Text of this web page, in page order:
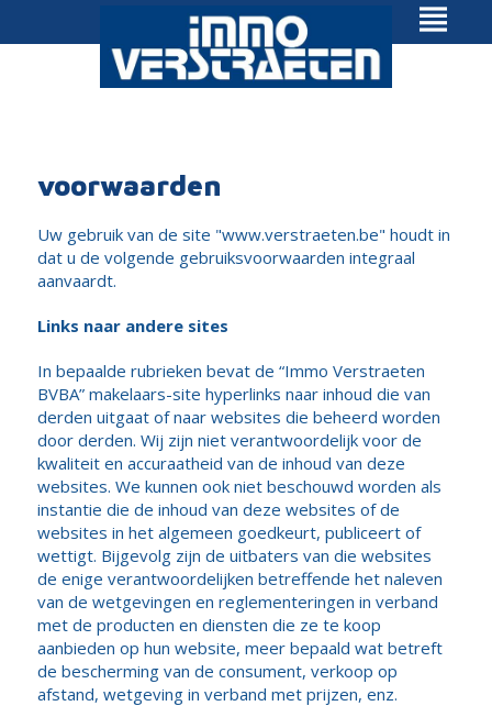
voorwaarden
Uw gebruik van de site "www.verstraeten.be" houdt in
dat u de volgende gebruiksvoorwaarden integraal
aanvaardt.
Links naar andere sites
In bepaalde rubrieken bevat de “Immo Verstraeten
BVBA” makelaars-site hyperlinks naar inhoud die van
derden uitgaat of naar websites die beheerd worden
door derden. Wij zijn niet verantwoordelijk voor de
kwaliteit en accuraatheid van de inhoud van deze
websites. We kunnen ook niet beschouwd worden als
instantie die de inhoud van deze websites of de
websites in het algemeen goedkeurt, publiceert of
wettigt. Bijgevolg zijn de uitbaters van die websites
de enige verantwoordelijken betreffende het naleven
van de wetgevingen en reglementeringen in verband
met de producten en diensten die ze te koop
aanbieden op hun website, meer bepaald wat betreft
de bescherming van de consument, verkoop op
afstand, wetgeving in verband met prijzen, enz.